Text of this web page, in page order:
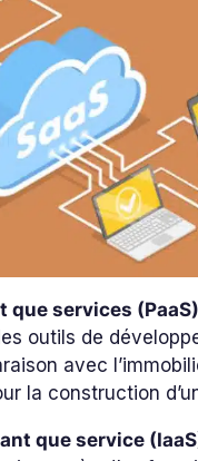
que services (PaaS)
outils de
avec
la construction
que service